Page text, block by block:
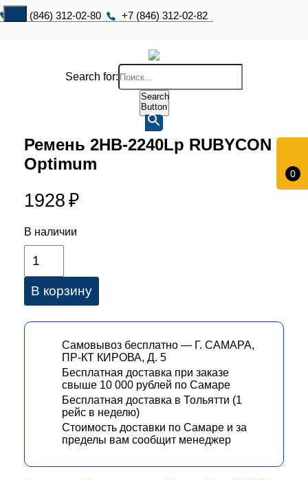
+7 (846) 312-02-80 +7 (846) 312-02-82
0
Search for:
Search
Button
Ремень 2НВ-2240Lp RUBYCON
Optimum
1928 ₽
В наличии
В корзину
Самовывоз бесплатно — Г. САМАРА,
ПР-КТ КИРОВА, Д. 5
Бесплатная доставка при заказе
свыше 10 000 рублей по Самаре
Бесплатная доставка в Тольятти (1
рейс в неделю)
Стоимость доставки по Самаре и за
пределы вам сообщит менеджер